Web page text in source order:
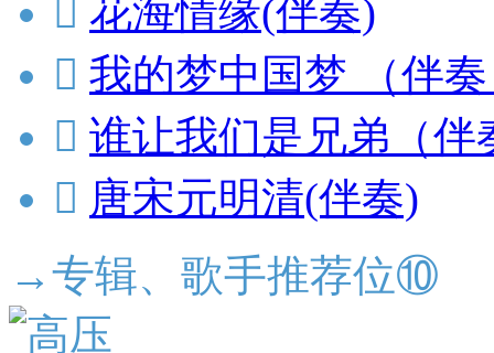
 花海情缘(伴奏)
 我的梦中国梦 （伴
 谁让我们是兄弟（伴
 唐宋元明清(伴奏)
→专辑、歌手推荐位⑩